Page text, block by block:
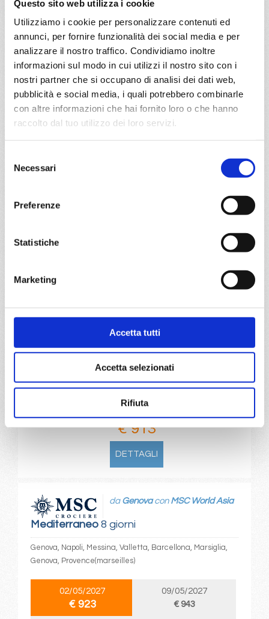
Questo sito web utilizza i cookie
Utilizziamo i cookie per personalizzare contenuti ed
annunci, per fornire funzionalità dei social media e per
analizzare il nostro traffico. Condividiamo inoltre
informazioni sul modo in cui utilizzi il nostro sito con i
nostri partner che si occupano di analisi dei dati web,
pubblicità e social media, i quali potrebbero combinarle
con altre informazioni che hai fornito loro o che hanno
raccolto dal tuo utilizzo dei loro servizi.
delNecessari
Preferenze
Statistiche
Marketing
Accetta tutti
Accetta selezionati
Rifiuta
Mediterraneo8 giorni
Genova, Marsiglia, Tarragona, Valencia, Livorno,
Civitavecchia, Genova, Provence(marseilles)
05/08/2026
€ 1.003
12/08/2026
€ 953
19/08/2026
€ 903
26/08/2026
€ 863
Europa
21/06/2027
€ 993
28/06/2027
€ 1.013
a partire da
€ 913
DETTAGLI
Mediterraneo8 giorni
da Genovacon MSC World Asia
Genova, Napoli, Messina, Valletta, Barcellona, Marsiglia,
Genova, Provence(marseilles)
02/05/2027
€ 923
09/05/2027
€ 943